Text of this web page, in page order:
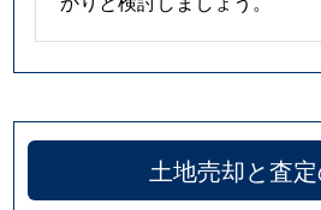
土地売却と査